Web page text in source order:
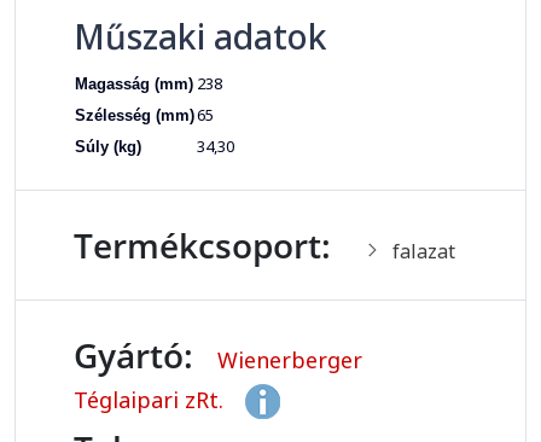
Műszaki adatok
Magasság (mm) 238
Szélesség (mm)65
Súly (kg) 34,30
Termékcsoport: falazat
Gyártó:
Wienerberger
Téglaipari zRt.